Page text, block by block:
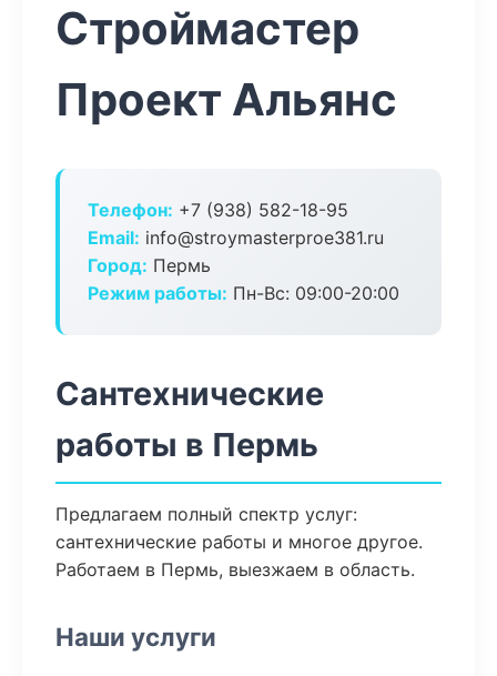
Строймастер
Проект Альянс
Телефон: +7 (938) 582-18-95
Email: info@stroymasterproe381.ru
Город: Пермь
Режим работы: Пн-Вс: 09:00-20:00
Сантехнические
работы в Пермь
Предлагаем полный спектр услуг:
сантехнические работы и многое другое.
Работаем в Пермь, выезжаем в область.
Наши услуги